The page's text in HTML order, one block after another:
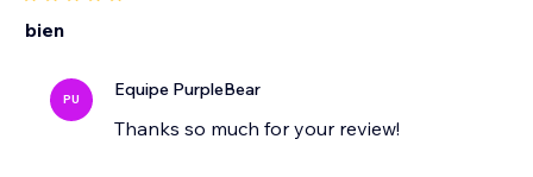
bien
PU Equipe PurpleBear
Thanks so much for your review!